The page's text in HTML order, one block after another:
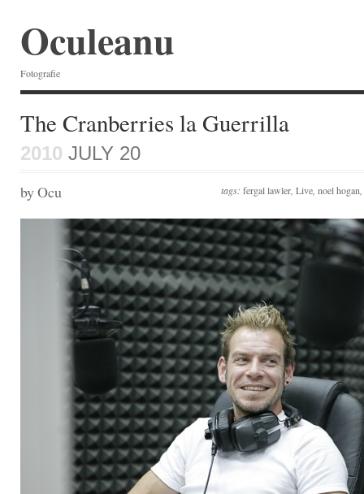
Oculeanu
Fotografie
The Cranberries la Guerrilla
2010 JULY 20
tags: fergal lawler Live noel hogan
by Ocu